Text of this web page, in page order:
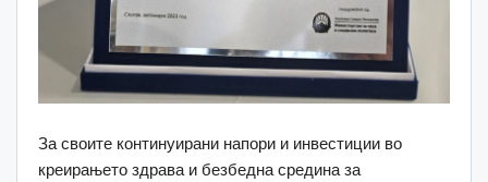
За своите континуирани напори и инвестиции во
креирањето здрава и безбедна средина за